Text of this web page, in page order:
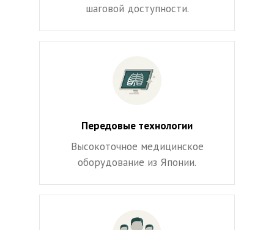
шаговой доступности.
Передовые технологии
Высокоточное медицинское
оборудование из Японии.